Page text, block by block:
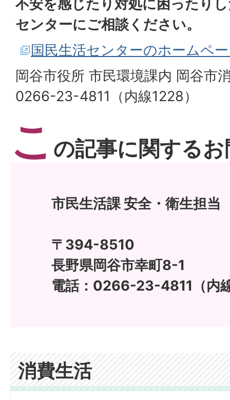
不安を感じたり対処に困ったり
センターにご相談ください。
国民生活センターのホームペ
岡谷市役所 市民環境課内 岡谷市
0266-23-4811（内線1228）
こ の記事に関する
市民生活課 安全・衛生担当
〒394-8510
長野県岡谷市幸町8-1
電話：0266-23-4811（内
消費生活